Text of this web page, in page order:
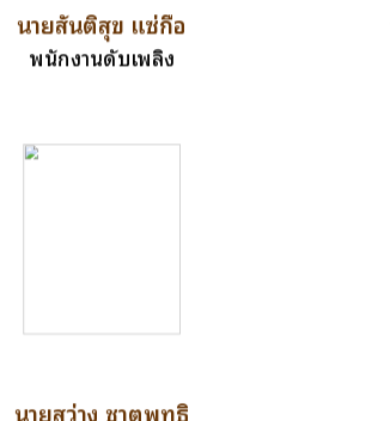
นายสันติสุข แซ่กือ
พนักงานดับเพลิง
นายสว่าง ชาตพุทธิ